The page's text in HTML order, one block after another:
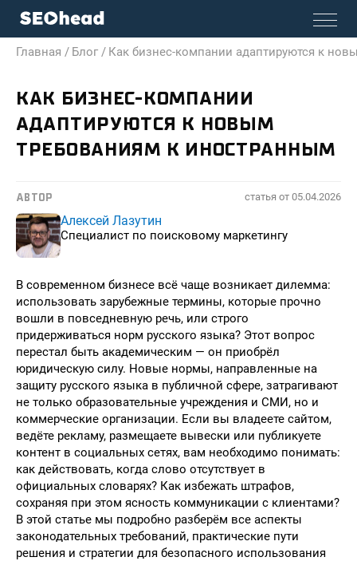
Главная / Блог / Как бизнес-компании адаптируются к
КАК БИЗНЕС-КОМПАНИИ
АДАПТИРУЮТСЯ К НОВЫМ
ТРЕБОВАНИЯМ К ИНОСТРАННЫМ
АВТОР статья от 05.04.2026
Алексей Лазутин
Специалист по поисковому маркетингу
В современном бизнесе всё чаще возникает дилемма:
использовать зарубежные термины, которые прочно
вошли в повседневную речь, или строго
придерживаться норм русского языка? Этот вопрос
перестал быть академическим — он приобрёл
юридическую силу. Новые нормы, направленные на
защиту русского языка в публичной сфере, затрагивают
не только образовательные учреждения и СМИ, но и
коммерческие организации. Если вы владеете сайтом,
ведёте рекламу, размещаете вывески или публикуете
контент в социальных сетях, вам необходимо понимать:
как действовать, когда слово отсутствует в
официальных словарях? Как избежать штрафов,
сохраняя при этом ясность коммуникации с клиентами?
В этой статье мы подробно разберём все аспекты
законодательных требований, практические пути
решения и стратегии для безопасного использования